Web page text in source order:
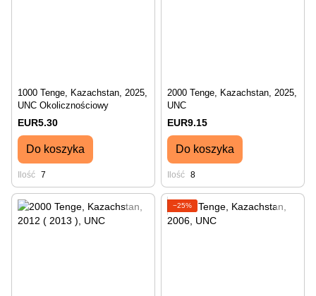
1000 Tenge, Kazachstan, 2025,
UNC Okolicznościowy
EUR5.30
Do koszyka
Ilość 7
2000 Tenge, Kazachstan, 2025,
UNC
EUR9.15
Do koszyka
Ilość 8
−25%